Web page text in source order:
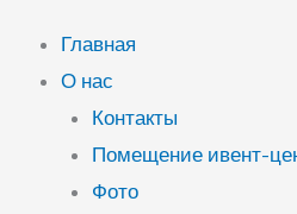
Главная
О нас
Контакты
Помещение ивент-
Фото